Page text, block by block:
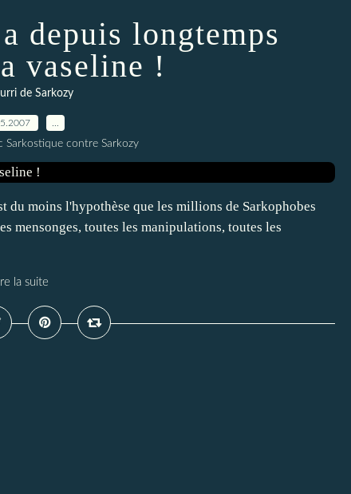
depuis longtemps
vaseline !
de Sarkozy
Sarkostique contre Sarkozy
du moins l'hypothèse que les millions de Sarkophobes
mensonges, toutes les manipulations, toutes les
la suite